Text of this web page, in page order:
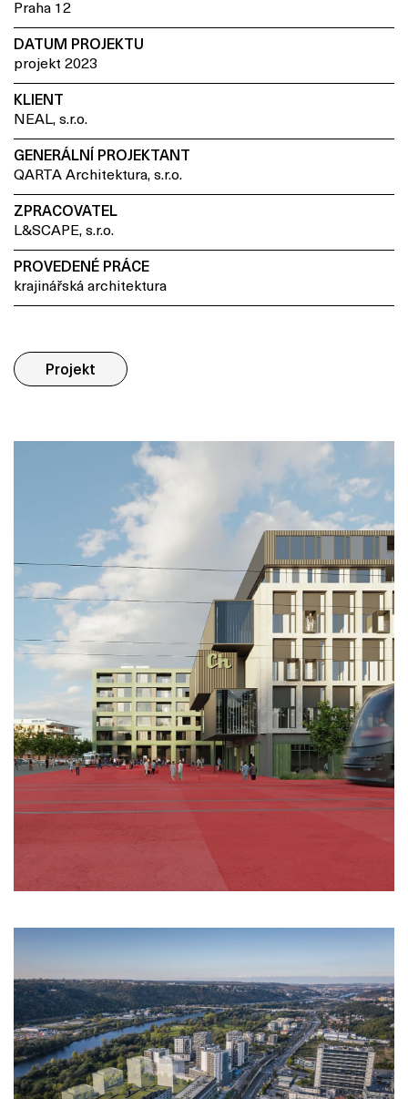
Praha 12
DATUM PROJEKTU
projekt 2023
KLIENT
NEAL, s.r.o.
GENERÁLNÍ PROJEKTANT
QARTA Architektura, s.r.o.
ZPRACOVATEL
L&SCAPE, s.r.o.
PROVEDENÉ PRÁCE
krajinářská architektura
Projekt